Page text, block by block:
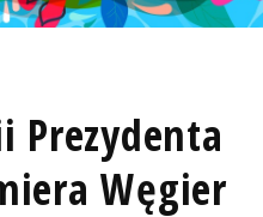
Prezydenta
Węgier